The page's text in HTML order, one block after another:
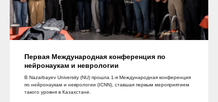
Первая Международная конференция по
нейронаукам и неврологии
В Nazarbayev University (NU) прошла 1-я Международная конференция
по нейронаукам и неврологии (ICNN), ставшая первым мероприятием
такого уровня в Казахстане.